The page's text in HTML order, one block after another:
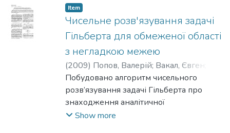
зокрема для цієї задачі такою
ідеєю є дизайн-орієнтований підхід.
Порівняно з більш класичним
аналітичним способом, він оперує
на міжгалузевому рівні, сприрається на
вподобання споживачів продукту та
характеризується
креативним підходом до
самоорганізації.
Item
Чисельне розв'язування задачі
Гільберта для обмеженої області
з негладкою межею
(2009) Попов, Валерій; Вакал, Євген
Шитіков, Максим
Побудовано алгоритм чисельного
розв’язування задачі Гільберта про
знаходження аналітичної
функції в обмеженій області з
Show more